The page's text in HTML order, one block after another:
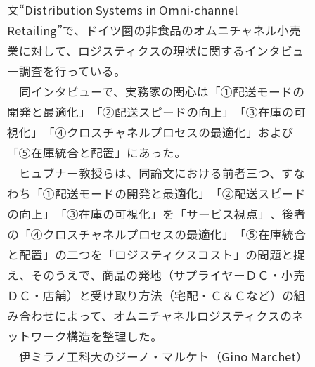
文“Distribution Systems in Omni-channel
Retailing”で、ドイツ圏の非食品のオムニチャネル小売
業に対して、ロジスティクスの現状に関するインタビュ
ー調査を行っている。
同インタビューで、実務家の関心は「①配送モードの
開発と最適化」「②配送スピードの向上」「③在庫の可
視化」「④クロスチャネルプロセスの最適化」および
「⑤在庫統合と配置」にあった。
ヒュブナー教授らは、同論文における前者三つ、すな
わち「①配送モードの開発と最適化」「②配送スピード
の向上」「③在庫の可視化」を「サービス視点」、後者
の「④クロスチャネルプロセスの最適化」「⑤在庫統合
と配置」の二つを「ロジスティクスコスト」の問題と捉
え、そのうえで、商品の発地（サプライヤーＤＣ・小売
ＤＣ・店舗）と受け取り方法（宅配・Ｃ＆Ｃなど）の組
み合わせによって、オムニチャネルロジスティクスのネ
ットワーク構造を整理した。
伊ミラノ工科大のジーノ・マルケト（Gino Marchet）